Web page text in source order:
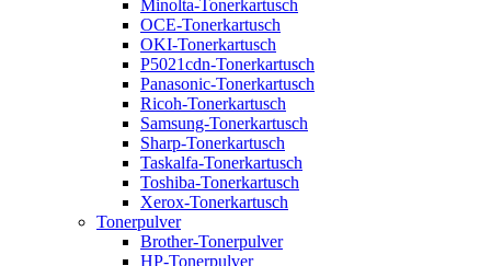
Minolta-Tonerkartusch
OCE-Tonerkartusch
OKI-Tonerkartusch
P5021cdn-Tonerkartusch
Panasonic-Tonerkartusch
Ricoh-Tonerkartusch
Samsung-Tonerkartusch
Sharp-Tonerkartusch
Taskalfa-Tonerkartusch
Toshiba-Tonerkartusch
Xerox-Tonerkartusch
Tonerpulver
Brother-Tonerpulver
HP-Tonerpulver